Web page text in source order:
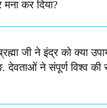
कर दिया?
जी ने इंद्र को क्या
ने संपूर्ण विश्व की